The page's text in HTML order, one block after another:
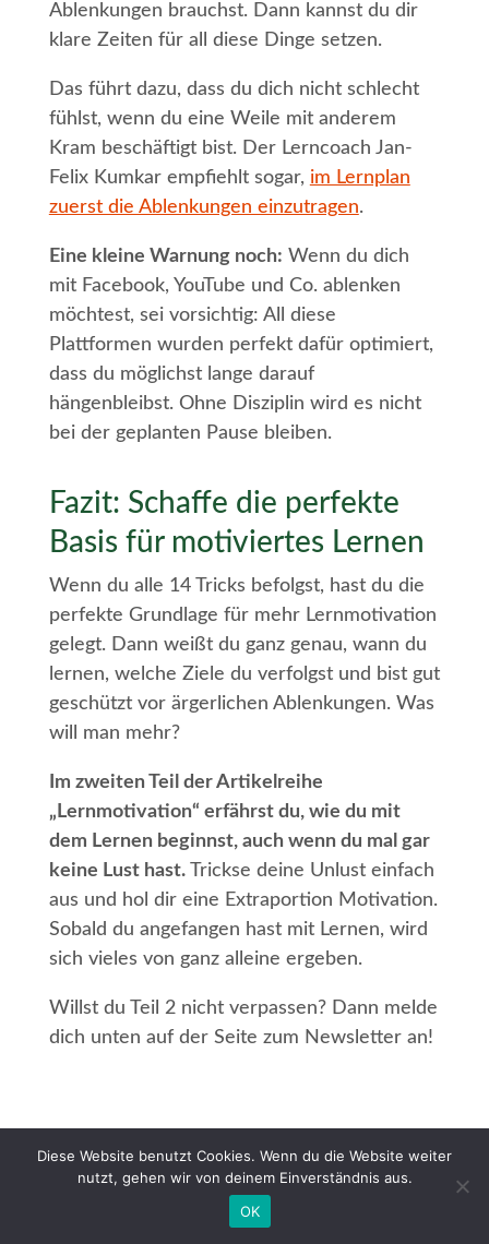
Ablenkungen brauchst. Dann kannst du dir
klare Zeiten für all diese Dinge setzen.
Das führt dazu, dass du dich nicht schlecht
fühlst, wenn du eine Weile mit anderem
Kram beschäftigt bist. Der Lerncoach Jan-
Felix Kumkar empfiehlt sogar, im Lernplan
zuerst die Ablenkungen einzutragen.
Eine kleine Warnung noch: Wenn du dich
mit Facebook, YouTube und Co. ablenken
möchtest, sei vorsichtig: All diese
Plattformen wurden perfekt dafür optimiert,
dass du möglichst lange darauf
hängenbleibst. Ohne Disziplin wird es nicht
bei der geplanten Pause bleiben.
Fazit: Schaffe die perfekte
Basis für motiviertes Lernen
Wenn du alle 14 Tricks befolgst, hast du die
perfekte Grundlage für mehr Lernmotivation
gelegt. Dann weißt du ganz genau, wann du
lernen, welche Ziele du verfolgst und bist gut
geschützt vor ärgerlichen Ablenkungen. Was
will man mehr?
Im zweiten Teil der Artikelreihe
„Lernmotivation“ erfährst du, wie du mit
dem Lernen beginnst, auch wenn du mal gar
keine Lust hast.Trickse deine Unlust einfach
aus und hol dir eine Extraportion Motivation.
Sobald du angefangen hast mit Lernen, wird
sich vieles von ganz alleine ergeben.
Willst du Teil 2 nicht verpassen? Dann melde
dich unten auf der Seite zum Newsletter an!
Diese Website benutzt Cookies. Wenn du die Website weiter
nutzt, gehen wir von deinem Einverständnis aus.
OK